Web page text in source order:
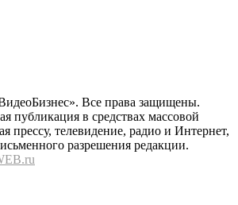
Все права защищены.
публикация в средствах массовой
прессу, телевидение, радио и Интернет,
разрешения редакции.